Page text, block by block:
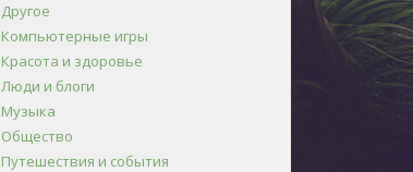
Другое
Компьютерные игры
Красота и здоровье
Люди и блоги
Музыка
Общество
Путешествия и события